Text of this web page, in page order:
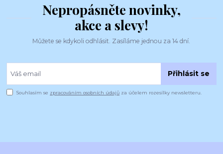
Nepropásněte novinky,
akce a slevy!
Můžete se kdykoli odhlásit. Zasíláme jednou za 14 dní.
Přihlásit se
Souhlasím se zpracováním osobních údajů za účelem rozesílky newsletteru.